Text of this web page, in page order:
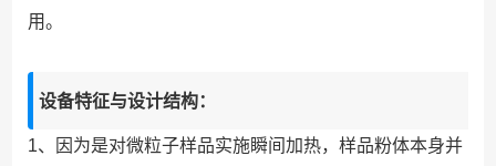
用。
设备特征与设计结构：
1、因为是对微粒子样品实施瞬间加热，样品粉体本身并